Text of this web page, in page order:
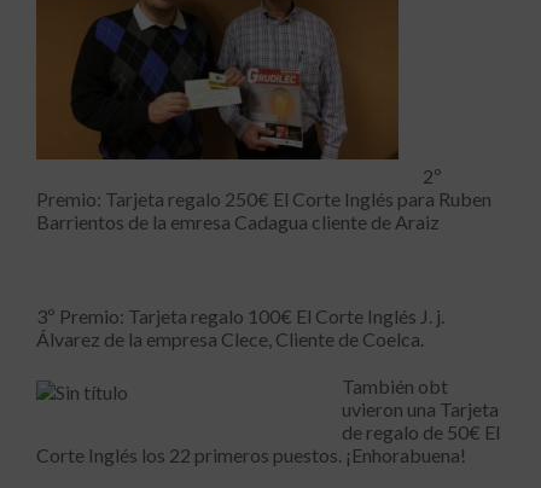
2º
Premio: Tarjeta regalo 250€ El Corte Inglés para Ruben
Barrientos de la emresa Cadagua cliente de Araiz
3º Premio: Tarjeta regalo 100€ El Corte Inglés J. j.
Álvarez de la empresa Clece, Cliente de Coelca.
También obt
uvieron una Tarjeta
de regalo de 50€ El
Corte Inglés los 22 primeros puestos. ¡Enhorabuena!